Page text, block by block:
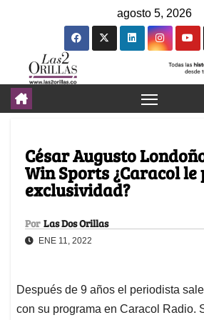
agosto 5, 2026
César Augusto
Win Sports ¿Caracol le
exclusividad?
Por Las Dos Orillas
ENE 11, 2022
Después de 9 años el periodista
con su programa en Caracol Radio.